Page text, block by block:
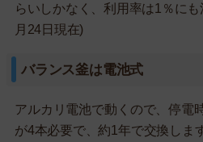
らいしかなく、利用率は1％に
月24日現在)
バランス釜は電池式
アルカリ電池で動くので、停電
が4本必要で、約1年で交換しま